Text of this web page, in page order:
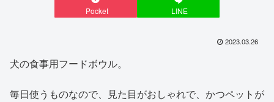
Pocket LINE
2023.03.26
犬の食事用フードボウル。
毎日使うものなので、見た目がおしゃれで、かつペットが